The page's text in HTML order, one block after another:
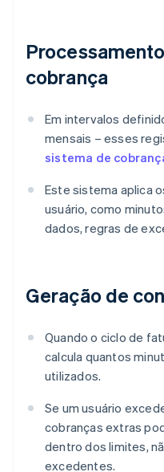
cobrança
Em intervalos
mensais – esses
sistema de
Este sistema aplica
usuário, como
dados, regras de
Geração de
Quando o ciclo de
calcula quantos
utilizados.
Se um usuário
cobranças extras
dentro dos limites,
excedentes.